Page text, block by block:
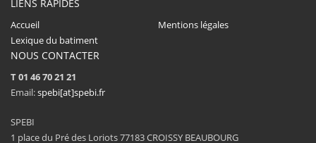
LIENS RAPIDES
Accueil
Mentions légales
Lexique du batiment
NOUS CONTACTER
T 01 46 70 21 21
Email:spebi[at]spebi.fr
SPEBI
1 place du Pré des Loriots 77183 CROISSY BEAUBOURG